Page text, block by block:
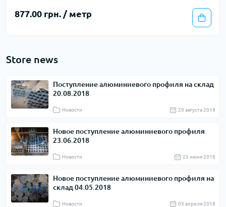
877.00 грн. / метр
Store news
Поступление алюминиевого профиля на склад
20.08.2018
Новости 20 августа 2018
Новое поступление алюминиевого профиля
23.06.2018
Новости 23 июня 2018
Новое поступление алюминиевого профиля на
склад 04.05.2018
Новости 05 апреля 2018